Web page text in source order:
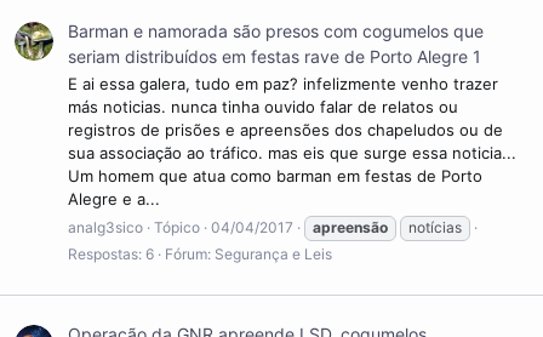
Barman e namorada são presos com cogumelos que
seriam distribuídos em festas rave de Porto Alegre 1
E ai essa galera, tudo em paz? infelizmente venho trazer
más noticias. nunca tinha ouvido falar de relatos ou
registros de prisões e apreensões dos chapeludos ou de
sua associação ao tráfico. mas eis que surge essa noticia...
Um homem que atua como barman em festas de Porto
Alegre e a...
analg3sico Tópico 04/04/2017 apreensão
notícias
Respostas: 6
Fórum: Segurança e Leis